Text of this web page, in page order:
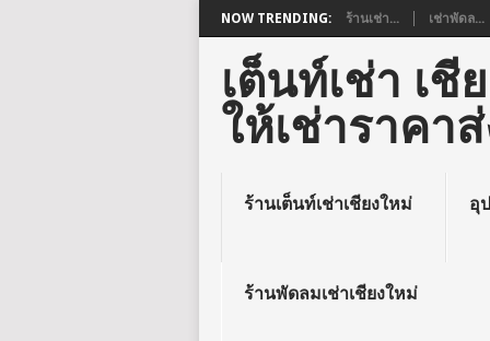
NOW TRENDING: ร้านเช่า... เช่าพัดล...
เต็นท์เช่า เชี
ให้เช่าราคา
ร้านเต็นท์เช่าเชียงใหม่ อุ
ร้านพัดลมเช่าเชียงใหม่